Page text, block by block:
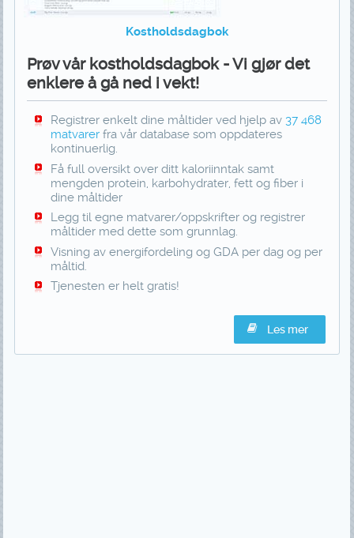
Kostholdsdagbok
Prøv vår kostholdsdagbok - Vi gjør det
enklere å gå ned i vekt!
Registrer enkelt dine måltider ved hjelp av 37 468
matvarer fra vår database som oppdateres
kontinuerlig.
Få full oversikt over ditt kaloriinntak samt
mengden protein, karbohydrater, fett og fiber i
dine måltider
Legg til egne matvarer/oppskrifter og registrer
måltider med dette som grunnlag.
Visning av energifordeling og GDA per dag og per
måltid.
Tjenesten er helt gratis!
Les mer